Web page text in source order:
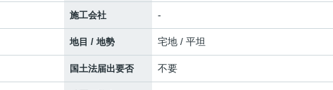
施工会社 -
地目 / 地勢 宅地 / 平坦
国土法届出要否 不要